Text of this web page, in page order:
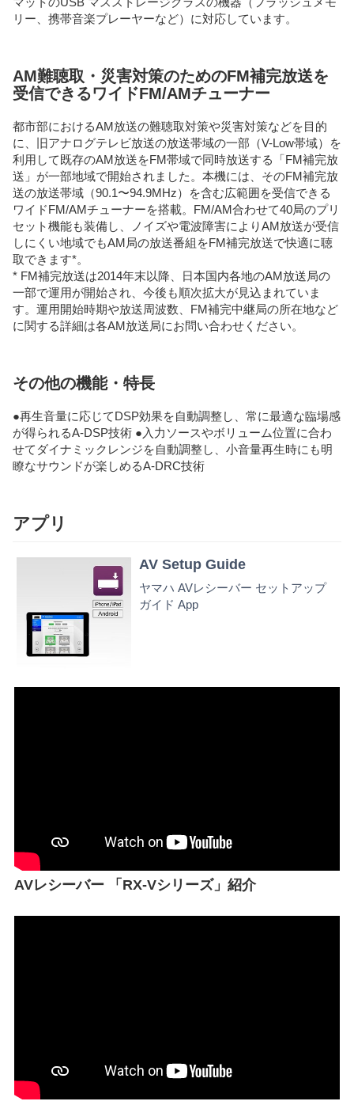
リー、携帯音楽プレーヤーなど）に対応しています。
AM難聴取・災害対策のためのFM補完放送を
受信できるワイドFM/AMチューナー
都市部におけるAM放送の難聴取対策や災害対策などを目的
に、旧アナログテレビ放送の放送帯域の一部（V-Low帯域）を
利用して既存のAM放送をFM帯域で同時放送する「FM補完放
送」が一部地域で開始されました。本機には、そのFM補完放
送の放送帯域（90.1〜94.9MHz）を含む広範囲を受信できる
ワイドFM/AMチューナーを搭載。FM/AM合わせて40局のプリ
セット機能も装備し、ノイズや電波障害によりAM放送が受信
しにくい地域でもAM局の放送番組をFM補完放送で快適に聴
取できます*。
* FM補完放送は2014年末以降、日本国内各地のAM放送局の
一部で運用が開始され、今後も順次拡大が見込まれていま
す。運用開始時期や放送周波数、FM補完中継局の所在地など
に関する詳細は各AM放送局にお問い合わせください。
その他の機能・特長
●再生音量に応じてDSP効果を自動調整し、常に最適な臨場感
が得られるA-DSP技術 ●入力ソースやボリューム位置に合わ
せてダイナミックレンジを自動調整し、小音量再生時にも明
瞭なサウンドが楽しめるA-DRC技術
アプリ
AV Setup Guide
ヤマハ AVレシーバー セットアップ
ガイド App
AVレシーバー 「RX-Vシリーズ」紹介